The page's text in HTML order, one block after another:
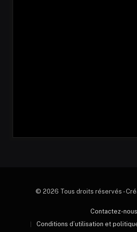
© 2026 Tous droits réservés -
Contactez-nous
Conditions d’utilisation et